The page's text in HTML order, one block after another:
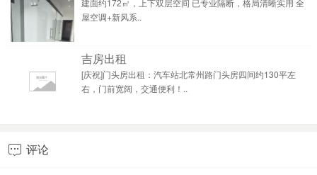
建面约172㎡，上下双层空间 已专业隔断，格局清晰实用 全
屋空调+新风系..
吉房出租
[庆祝]门头房出租：汽车站北常州路门头房四间约130平左
右，门前宽阔，交通便利！..
 评论